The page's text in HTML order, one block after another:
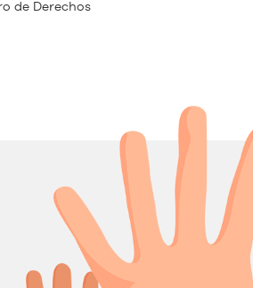
de Derechos